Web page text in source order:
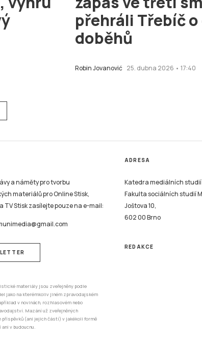
přehráli Třebíč
doběhů
Robin Jovanović 25. dubna 2026 • 17:40
a náměty pro tvorbu
materiálů pro Online Stisk,
TV Stisk zasílejte pouze na e-mail:
materiály jsou zveřejněny podle
jako na kterémkoliv jiném zpravodajském
v novinách, rozhlasovém nebo
Mazání už zveřejněných
(ani jejich částí) v jakékoli formě
ani v budoucnu.
ADRESA
Katedra mediálních studií
Fakulta sociálních studií
Joštova 10,
602 00 Brno
REDAKCE